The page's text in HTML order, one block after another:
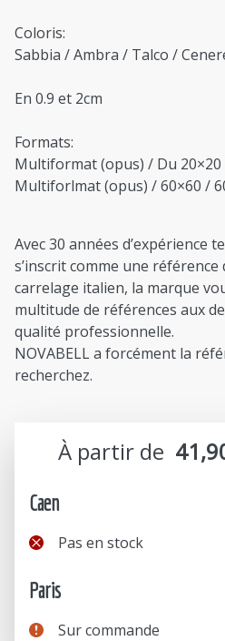
Coloris:
Sabbia / Ambra / Talco /
En 0.9 et 2cm
Formats:
Multiformat (opus) / Du 20×20
Multiforlmat (opus) / 60×60 /
Avec 30 années d’expérience
s’inscrit comme une référence
carrelage italien, la marque
multitude de références aux
qualité professionnelle.
NOVABELL a forcément la
recherchez.
À partir de
Caen
Pas en stock
Paris
Sur commande